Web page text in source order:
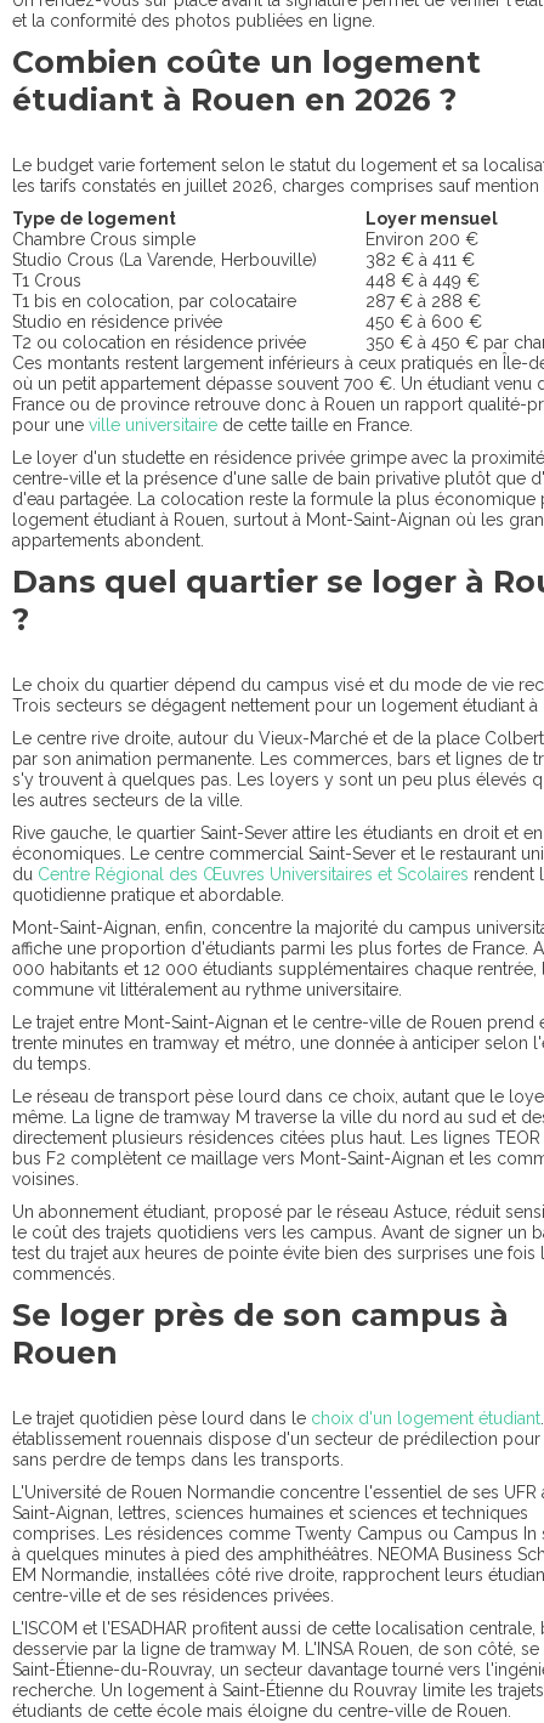
et la conformité des photos publiées en ligne.
Combien coûte un logement
étudiant à Rouen en 2026 ?
Le budget varie fortement selon le statut du logement et sa
les tarifs constatés en juillet 2026, charges comprises sauf mention
Type de logement
Loyer mensuel
Chambre Crous simple
Environ 200 €
Studio Crous (La Varende, Herbouville)
382 € à 411 €
T1 Crous
448 € à 449 €
T1 bis en colocation, par colocataire
287 € à 288 €
Studio en résidence privée
450 € à 600 €
T2 ou colocation en résidence privée
350 € à 450 € par
Ces montants restent largement inférieurs à ceux pratiqués en Île-
où un petit appartement dépasse souvent 700 €. Un étudiant venu
France ou de province retrouve donc à Rouen un rapport qualité-
pour une ville universitaire de cette taille en France.
Le loyer d'un studette en résidence privée grimpe avec la
centre-ville et la présence d'une salle de bain privative plutôt que
d'eau partagée. La colocation reste la formule la plus économique
logement étudiant à Rouen, surtout à Mont-Saint-Aignan où les
appartements abondent.
Dans quel quartier se loger à
?
Le choix du quartier dépend du campus visé et du mode de vie
Trois secteurs se dégagent nettement pour un logement étudiant à
Le centre rive droite, autour du Vieux-Marché et de la place
par son animation permanente. Les commerces, bars et lignes de
s'y trouvent à quelques pas. Les loyers y sont un peu plus élevés
les autres secteurs de la ville.
Rive gauche, le quartier Saint-Sever attire les étudiants en droit et
économiques. Le centre commercial Saint-Sever et le restaurant
du Centre Régional des Œuvres Universitaires et Scolaires rendent
quotidienne pratique et abordable.
Mont-Saint-Aignan, enfin, concentre la majorité du campus
affiche une proportion d'étudiants parmi les plus fortes de France.
000 habitants et 12 000 étudiants supplémentaires chaque rentrée,
commune vit littéralement au rythme universitaire.
Le trajet entre Mont-Saint-Aignan et le centre-ville de Rouen prend
trente minutes en tramway et métro, une donnée à anticiper selon
du temps.
Le réseau de transport pèse lourd dans ce choix, autant que le
même. La ligne de tramway M traverse la ville du nord au sud et
directement plusieurs résidences citées plus haut. Les lignes TEOR
bus F2 complètent ce maillage vers Mont-Saint-Aignan et les
voisines.
Un abonnement étudiant, proposé par le réseau Astuce, réduit
le coût des trajets quotidiens vers les campus. Avant de signer un
test du trajet aux heures de pointe évite bien des surprises une fois
commencés.
Se loger près de son campus à
Rouen
Le trajet quotidien pèse lourd dans le choix d'un logement étudiant
établissement rouennais dispose d'un secteur de prédilection
sans perdre de temps dans les transports.
L'Université de Rouen Normandie concentre l'essentiel de ses UFR
Saint-Aignan, lettres, sciences humaines et sciences et techniques
comprises. Les résidences comme Twenty Campus ou Campus In
à quelques minutes à pied des amphithéâtres. NEOMA Business
EM Normandie, installées côté rive droite, rapprochent leurs
centre-ville et de ses résidences privées.
L'ISCOM et l'ESADHAR profitent aussi de cette localisation centrale,
desservie par la ligne de tramway M. L'INSA Rouen, de son côté, se
Saint-Étienne-du-Rouvray, un secteur davantage tourné vers
recherche. Un logement à Saint-Étienne du Rouvray limite les
étudiants de cette école mais éloigne du centre-ville de Rouen.